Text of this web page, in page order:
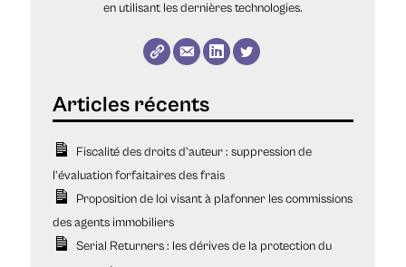
en utilisant les dernières technologies.
Fiscalité des droits d’auteur : suppression de
l’évaluation forfaitaires des frais
Proposition de loi visant à plafonner les commissions
des agents immobiliers
Serial Returners : les dérives de la protection du